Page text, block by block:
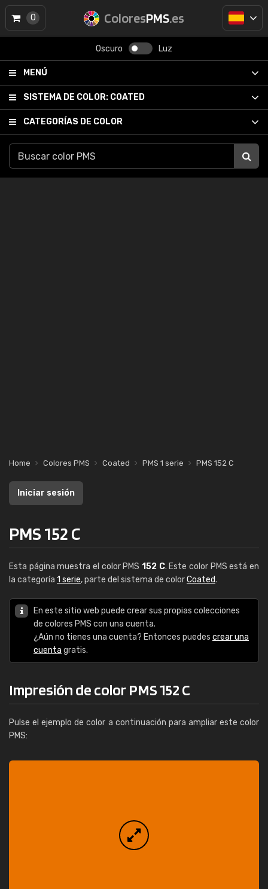
ColoresPMS.es
Oscuro Luz
MENÚ
SISTEMA DE COLOR: COATED
CATEGORÍAS DE COLOR
0
Home Colores PMS Coated PMS 1 serie PMS 152 C
Iniciar sesión
PMS 152 C
Esta página muestra el color PMS 152 C. Este color PMS está en
la categoría 1 serie, parte del sistema de colorCoated.
En este sitio web puede crear sus propias colecciones
de colores PMS con una cuenta.
¿Aún no tienes una cuenta? Entonces puedes crear una
cuenta gratis.
Impresión de color PMS 152 C
Pulse el ejemplo de color a continuación para ampliar este color
PMS: